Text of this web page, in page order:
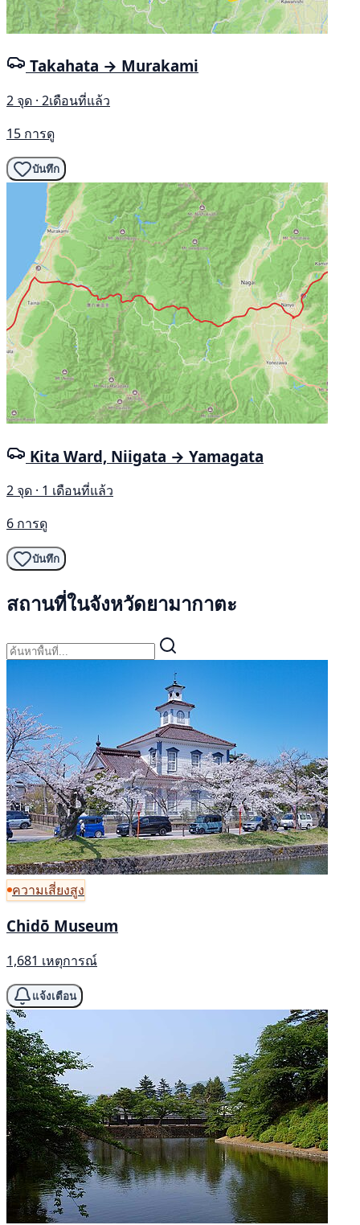
Takahata → Murakami
2 จุด · 2เดือนที่แล้ว
15 การดู
บันทึก
Kita Ward, Niigata → Yamagata
2 จุด · 1 เดือนที่แล้ว
6 การดู
บันทึก
สถานที่ในจังหวัดยามากาตะ
ความเสี่ยงสูง
Chidō Museum
1,681 เหตุการณ์
แจ้งเตือน